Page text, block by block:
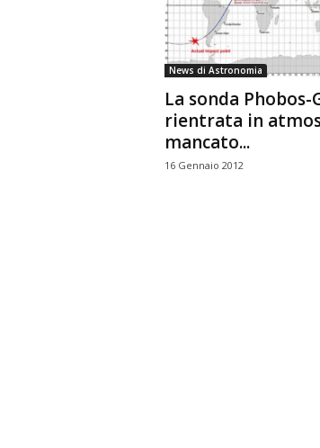
News di Astronomia
La sonda
rientrata in
mancato...
16 Gennaio 2012